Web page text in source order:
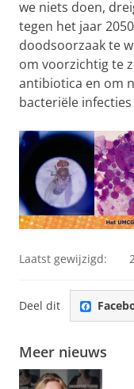
we niets doen,
tegen het jaar
doodsoorzaak te
om voorzichtig te
antibiotica en om
bacteriële
Laatst gewijzigd:
Deel dit
Meer nieuws